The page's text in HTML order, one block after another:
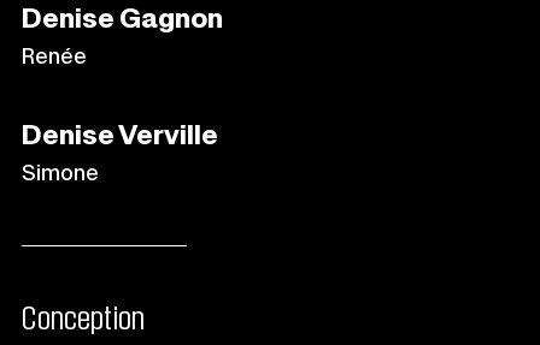
Denise Gagnon
Renée
Denise Verville
Simone
Conception